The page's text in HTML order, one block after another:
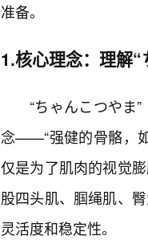
准备。
1.核心理念：理解
“ちゃんこつやま
念——“强健的骨骼，
仅是为了肌肉的视觉
股四头肌、腘绳肌、
灵活度和稳定性。